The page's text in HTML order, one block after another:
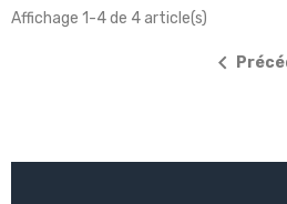
Affichage 1-4 de 4 article(s)
